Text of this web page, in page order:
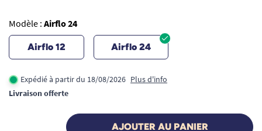
Modèle : Airflo 24
Airflo 12 Airflo 24
Expédié à partir du 18/08/2026 Plus d'info
Livraison offerte
AJOUTER AU PANIER